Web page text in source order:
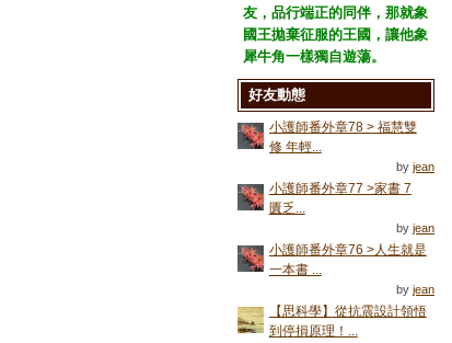
友，品行端正的同伴，那就象
國王拋棄征服的王國，讓他象
犀牛角一樣獨自遊蕩。
好友動態
小護師番外章78 > 福慧雙
修 年輕...
byjean
小護師番外章77 >家書 7
匱乏...
byjean
小護師番外章76 >人生就是
一本書 ...
byjean
【思科學】從抗震設計領悟
到停損原理！...